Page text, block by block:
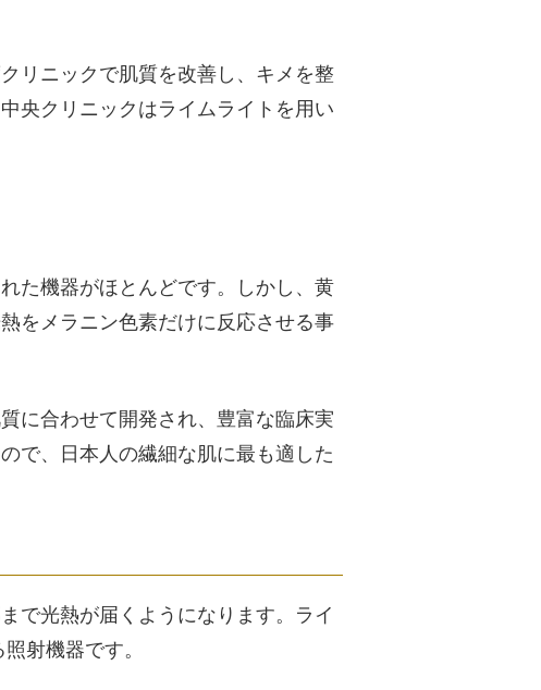
リニックで肌質を改善し、キメを整
央クリニックはライムライトを用い
た機器がほとんどです。しかし、黄
をメラニン色素だけに反応させる事
に合わせて開発され、豊富な臨床実
で、日本人の繊細な肌に最も適した
で光熱が届くようになります。ライ
射機器です。